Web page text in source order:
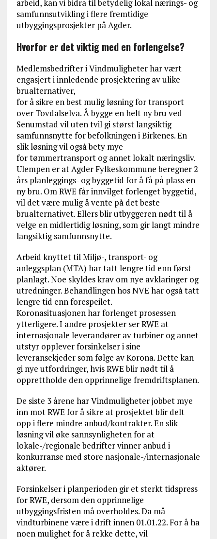
arbeid, kan vi bidra til betydelig lokal nærings- og
samfunnsutvikling i flere fremtidige
utbyggingsprosjekter på Agder.
Hvorfor er det viktig med en forlengelse?
Medlemsbedrifter i Vindmuligheter har vært
engasjert i innledende prosjektering av ulike
brualternativer,
for å sikre en best mulig løsning for transport
over Tovdalselva. Å bygge en helt ny bru ved
Senumstad vil uten tvil gi størst langsiktig
samfunnsnytte for befolkningen i Birkenes. En
slik løsning vil også bety mye
for tømmertransport og annet lokalt næringsliv.
Ulempen er at Agder Fylkeskommune beregner 2
års planleggings- og byggetid for å få på plass en
ny bru. Om RWE får innvilget forlenget byggetid,
vil det være mulig å vente på det beste
brualternativet. Ellers blir utbyggeren nødt til å
velge en midlertidig løsning, som gir langt mindre
langsiktig samfunnsnytte.
Arbeid knyttet til Miljø-, transport- og
anleggsplan (MTA) har tatt lengre tid enn først
planlagt. Noe skyldes krav om nye avklaringer og
utredninger. Behandlingen hos NVE har også tatt
lengre tid enn forespeilet.
Koronasituasjonen har forlenget prosessen
ytterligere. I andre prosjekter ser RWE at
internasjonale leverandører av turbiner og annet
utstyr opplever forsinkelser i sine
leveransekjeder som følge av Korona. Dette kan
gi nye utfordringer, hvis RWE blir nødt til å
opprettholde den opprinnelige fremdriftsplanen.
De siste 3 årene har Vindmuligheter jobbet mye
inn mot RWE for å sikre at prosjektet blir delt
opp i flere mindre anbud/kontrakter. En slik
løsning vil øke sannsynligheten for at
lokale-/regionale bedrifter vinner anbud i
konkurranse med store nasjonale-/internasjonale
aktører.
Forsinkelser i planperioden gir et sterkt tidspress
for RWE, dersom den opprinnelige
utbyggingsfristen må overholdes. Da må
vindturbinene være i drift innen 01.01.22. For å ha
noen mulighet for å rekke dette, vil